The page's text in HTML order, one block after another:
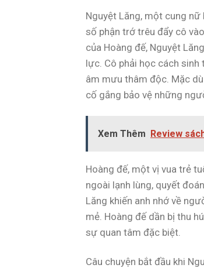
Nguyệt Lăng, một cung
số phận trớ trêu đẩy cô
của Hoàng đế, Nguyệt
lực. Cô phải học cách
âm mưu thâm độc. Mặc
cố gắng bảo vệ những
Xem Thêm Review
Hoàng đế, một vị vua trẻ
ngoài lạnh lùng, quyết
Lăng khiến anh nhớ về
mẻ. Hoàng đế dần bị thu
sự quan tâm đặc biệt.
Câu chuyện bắt đầu khi